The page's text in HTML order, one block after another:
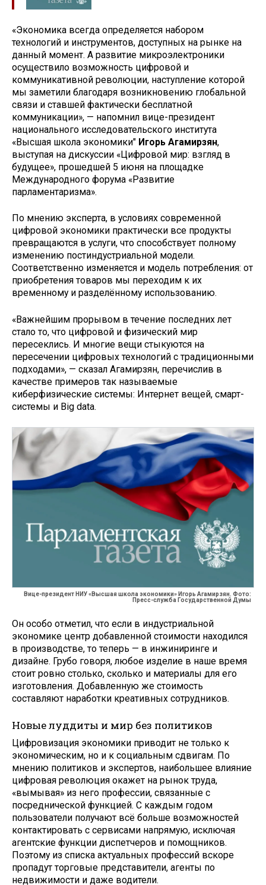
«Экономика всегда определяется набором
технологий и инструментов, доступных на рынке на
данный момент. А развитие микроэлектроники
осуществило возможность цифровой и
коммуникативной революции, наступление которой
мы заметили благодаря возникновению глобальной
связи и ставшей фактически бесплатной
коммуникации», — напомнил вице-президент
национального исследовательского института
«Высшая школа экономики" Игорь Агамирзян,
выступая на дискуссии «Цифровой мир: взгляд в
будущее», прошедшей 5 июня на площадке
Международного форума «Развитие
парламентаризма».
По мнению эксперта, в условиях современной
цифровой экономики практически все продукты
превращаются в услуги, что способствует полному
изменению постиндустриальной модели.
Соответственно изменяется и модель потребления: от
приобретения товаров мы переходим к их
временному и разделённому использованию.
«Важнейшим прорывом в течение последних лет
стало то, что цифровой и физический мир
пересеклись. И многие вещи стыкуются на
пересечении цифровых технологий с традиционными
подходами», — сказал Агамирзян, перечислив в
качестве примеров так называемые
киберфизические системы: Интернет вещей, смарт-
системы и Big data.
Вице-президент НИУ «Высшая школа экономики» Игорь Агамирзян. Фото:
Пресс-служба Государственной Думы
Он особо отметил, что если в индустриальной
экономике центр добавленной стоимости находился
в производстве, то теперь — в инжиниринге и
дизайне. Грубо говоря, любое изделие в наше время
стоит ровно столько, сколько и материалы для его
изготовления. Добавленную же стоимость
составляют наработки креативных сотрудников.
Новые луддиты и мир без политиков
Цифровизация экономики приводит не только к
экономическим, но и к социальным сдвигам. По
мнению политиков и экспертов, наибольшее влияние
цифровая революция окажет на рынок труда,
«вымывая» из него профессии, связанные с
посреднической функцией. С каждым годом
пользователи получают всё больше возможностей
контактировать с сервисами напрямую, исключая
агентские функции диспетчеров и помощников.
Поэтому из списка актуальных профессий вскоре
пропадут торговые представители, агенты по
недвижимости и даже водители.